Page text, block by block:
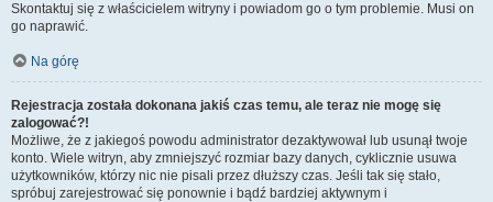
Skontaktuj się z właścicielem witryny i powiadom go o tym problemie. Musi on
go naprawić.
Na górę
Rejestracja została dokonana jakiś czas temu, ale teraz nie mogę się
zalogować?!
Możliwe, że z jakiegoś powodu administrator dezaktywował lub usunął twoje
konto. Wiele witryn, aby zmniejszyć rozmiar bazy danych, cyklicznie usuwa
użytkowników, którzy nic nie pisali przez dłuższy czas. Jeśli tak się stało,
spróbuj zarejestrować się ponownie i bądź bardziej aktywnym i